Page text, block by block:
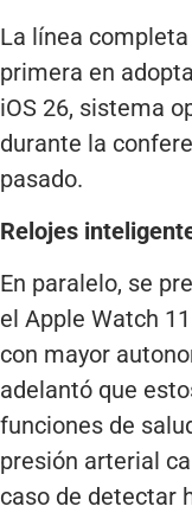
La línea
primera en
iOS 26, sistema
durante la
pasado.
Relojes
En paralelo, se
el Apple Watch
con mayor
adelantó que
funciones de
presión arterial
caso de detectar